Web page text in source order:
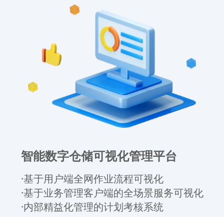
智能数字仓储可视化管理平台
·基于用户端全网作业流程可视化
·基于业务管理客户端的全场景服务可视化
·内部精益化管理的计划考核系统